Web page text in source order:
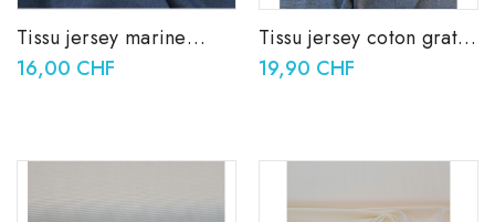
Tissu jersey marine
200gr
16,00 CHF
Tissu jersey coton gratté
bleu jean
19,90 CHF